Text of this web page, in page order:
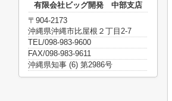
有限会社ビッグ開発 中部支店
〒904-2173
沖縄県沖縄市比屋根２丁目2-7
TEL/098-983-9600
FAX/098-983-9611
沖縄県知事 (6) 第2986号